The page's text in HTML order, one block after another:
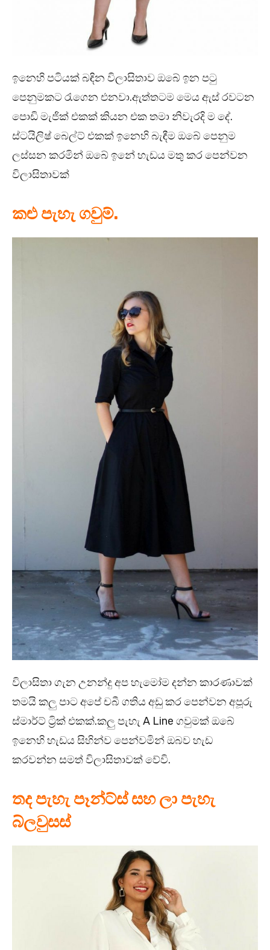
ඉනෙහි පටියක් බඳින විලාසිතාව ඔබේ ඉන පටු
පෙනුමකට රැගෙන එනවා.ඇත්තටම මෙය ඇස් රවටන
පොඩි මැජික් එකක් කියන එක තමා නිවැරදි ම දේ.
ස්ටයිලිෂ් බෙල්ට් එකක් ඉනෙහි බැඳීම ඔබේ පෙනුම
ලස්සන කරමින් ඔබේ ඉනේ හැඩය මතු කර පෙන්වන
විලාසිතාවක්
කළු පැහැ ගවුම්.
විලාසිතා ගැන උනන්දු අප හැමෝම දන්න කාරණාවක්
තමයි කලු පාට අපේ චබී ගතිය අඩු කර පෙන්වන අපූරු
ස්මාර්ට් ට්‍රික් එකක්.කලු පැහැ A Line ගවුමක් ඔබේ
ඉනෙහි හැඩය සිහින්ව පෙන්වමින් ඔබව හැඩ
කරවන්න සමත් විලාසිතාවක් වේවි.
තද පැහැ පෑන්‍ට්ස් සහ ලා පැහැ
බ්ලවුසස්